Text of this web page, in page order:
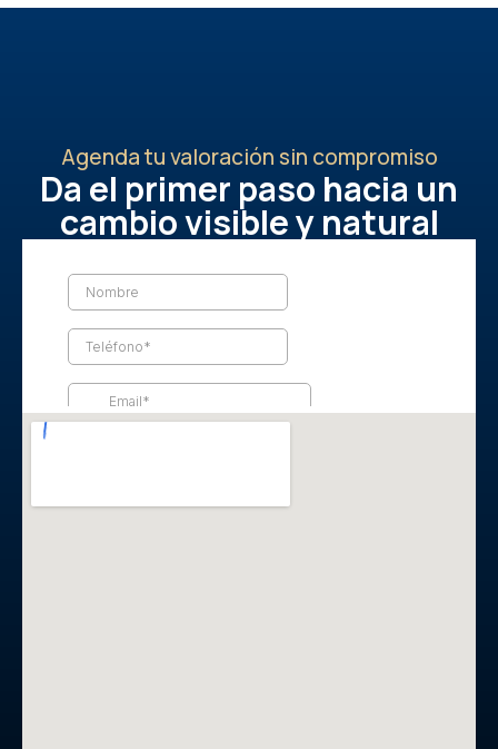
Agenda tu valoración sin compromiso
Da el primer paso hacia un
cambio visible y natural